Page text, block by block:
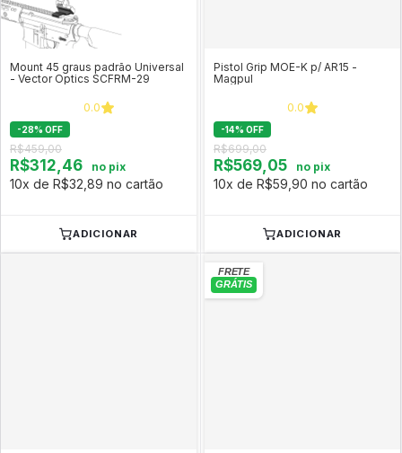
Mount 45 graus padrão Universal
- Vector Optics SCFRM-29
0.0
-28% OFF
R$459,00
R$312,46 no pix
10x de R$32,89 no cartão
ADICIONAR
Pistol Grip MOE-K p/ AR15 -
Magpul
0.0
-14% OFF
R$699,00
R$569,05 no pix
10x de R$59,90 no cartão
ADICIONAR